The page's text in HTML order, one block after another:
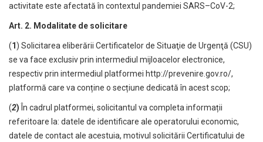
activitate este afectată în contextul pandemiei SARS–CoV-2;
Art. 2. Modalitate de solicitare
(1) Solicitarea eliberării Certificatelor de Situaţie de Urgenţă (CSU)
se va face exclusiv prin intermediul mijloacelor electronice,
respectiv prin intermediul platformei http://prevenire.gov.ro/,
platformă care va conține o secțiune dedicată în acest scop;
(2) În cadrul platformei, solicitantul va completa informații
referitoare la: datele de identificare ale operatorului economic,
datele de contact ale acestuia, motivul solicitării Certificatului de